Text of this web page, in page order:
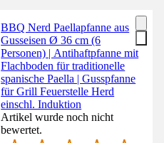
BBQ Nerd Paellapfanne aus
Gusseisen Ø 36 cm (6
Personen) | Antihaftpfanne mit
Flachboden für traditionelle
spanische Paella | Gusspfanne
für Grill Feuerstelle Herd
einschl. Induktion
Artikel wurde noch nicht
bewertet.